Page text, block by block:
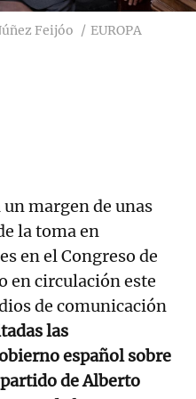
Feijóo
EUROPA
margen de unas
la toma en
en el Congreso de
en circulación este
de comunicación
las
español sobre
de Alberto